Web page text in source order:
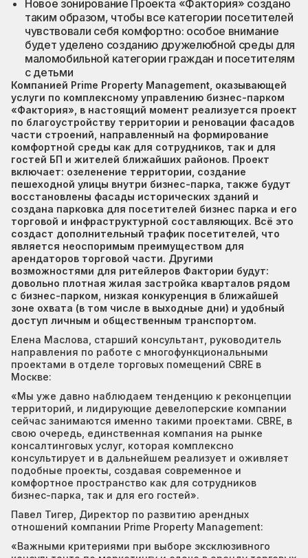
Новое зонирование Проекта «Фактория» создано
таким образом, чтобы все категории посетителей
чувствовали себя комфортно: особое внимание
будет уделено созданию дружелюбной среды для
маломобильной категории граждан и посетителям
с детьми
Компанией Prime Property Management, оказывающей
услуги по комплексному управлению бизнес-парком
«Фактория», в настоящий момент реализуется проект
по благоустройству территории и реновации фасадов
части строений, направленный на формирование
комфортной среды как для сотрудников, так и для
гостей БП и жителей ближайших районов. Проект
включает: озеленение территории, создание
пешеходной улицы внутри бизнес-парка, также будут
восстановлены фасады исторических зданий и
создана парковка для посетителей бизнес парка и его
торговой и инфраструктурной составляющих. Всё это
создаст дополнительный трафик посетителей, что
является неоспоримым преимуществом для
арендаторов торговой части. Другими
возможностями для ритейлеров Фактории будут:
довольно плотная жилая застройка кварталов рядом
с бизнес-парком, низкая конкуренция в ближайшей
зоне охвата (в том числе в выходные дни) и удобный
доступ личным и общественным транспортом.
Елена Маслова, старший консультант, руководитель
направления по работе с многофункциональными
проектами в отделе торговых помещений CBRE в
Москве:
«Мы уже давно наблюдаем тенденцию к реконцепции
территорий, и лидирующие девелоперские компании
сейчас занимаются именно такими проектами. CBRE, в
свою очередь, единственная компания на рынке
консалтинговых услуг, которая комплексно
консультирует и в дальнейшем реализует и оживляет
подобные проекты, создавая современное и
комфортное пространство как для сотрудников
бизнес-парка, так и для его гостей».
Павел Тигер, Директор по развитию арендных
отношений компании Prime Property Management:
«Важными критериями при выборе эксклюзивного